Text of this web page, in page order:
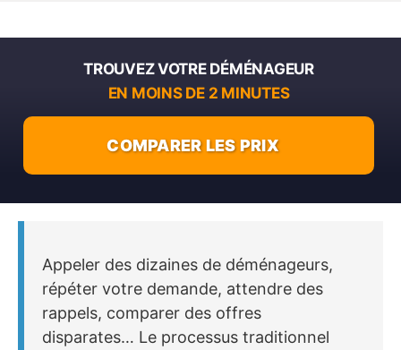
Appeler des dizaines de déménageurs,
répéter votre demande, attendre des
rappels, comparer des offres
disparates… Le processus traditionnel
TROUVEZ VOTRE DÉMÉNAGEUR
EN MOINS DE 2 MINUTES
COMPARER LES PRIX